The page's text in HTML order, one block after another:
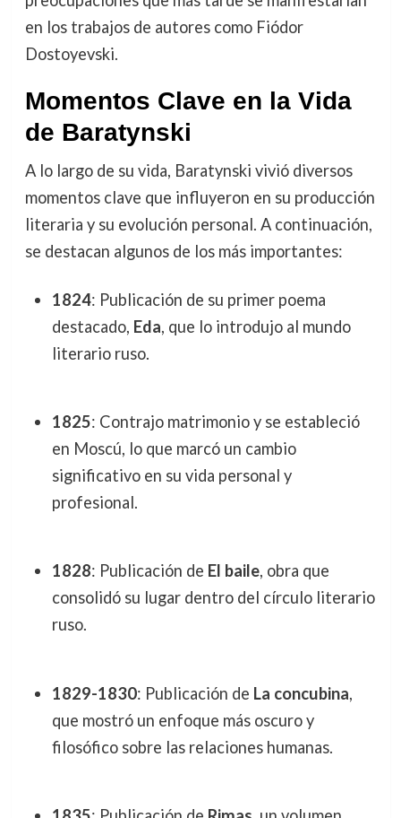
en los trabajos de autores como Fiódor
Dostoyevski.
Momentos Clave en la Vida
de Baratynski
A lo largo de su vida, Baratynski vivió diversos
momentos clave que influyeron en su producción
literaria y su evolución personal. A continuación,
se destacan algunos de los más importantes:
1824: Publicación de su primer poema
destacado, Eda, que lo introdujo al mundo
literario ruso.
1825: Contrajo matrimonio y se estableció
en Moscú, lo que marcó un cambio
significativo en su vida personal y
profesional.
1828: Publicación de El baile, obra que
consolidó su lugar dentro del círculo literario
ruso.
1829-1830: Publicación de La concubina,
que mostró un enfoque más oscuro y
filosófico sobre las relaciones humanas.